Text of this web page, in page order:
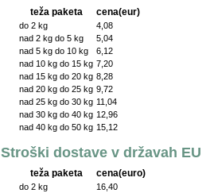
teža paketa cena(eur)
do 2 kg
4,08
nad 2 kg do 5 kg
5,04
nad 5 kg do 10 kg
6,12
nad 10 kg do 15 kg 7,20
nad 15 kg do 20 kg 8,28
nad 20 kg do 25 kg 9,72
nad 25 kg do 30 kg 11,04
nad 30 kg do 40 kg 12,96
nad 40 kg do 50 kg 15,12
Stroški dostave v državah EU
teža paketa cena(euro)
do 2 kg
16,40